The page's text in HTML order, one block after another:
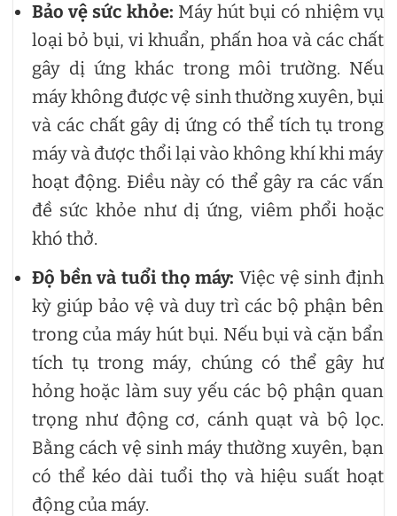
Bảo vệ sức khỏe: Máy hút bụi có nhiệm vụ
loại bỏ bụi, vi khuẩn, phấn hoa và các chất
gây dị ứng khác trong môi trường. Nếu
máy không được vệ sinh thường xuyên, bụi
và các chất gây dị ứng có thể tích tụ trong
máy và được thổi lại vào không khí khi máy
hoạt động. Điều này có thể gây ra các vấn
đề sức khỏe như dị ứng, viêm phổi hoặc
khó thở.
Độ bền và tuổi thọ máy: Việc vệ sinh định
kỳ giúp bảo vệ và duy trì các bộ phận bên
trong của máy hút bụi. Nếu bụi và cặn bẩn
tích tụ trong máy, chúng có thể gây hư
hỏng hoặc làm suy yếu các bộ phận quan
trọng như động cơ, cánh quạt và bộ lọc.
Bằng cách vệ sinh máy thường xuyên, bạn
có thể kéo dài tuổi thọ và hiệu suất hoạt
động của máy.